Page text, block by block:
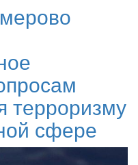
терроризму
сфере